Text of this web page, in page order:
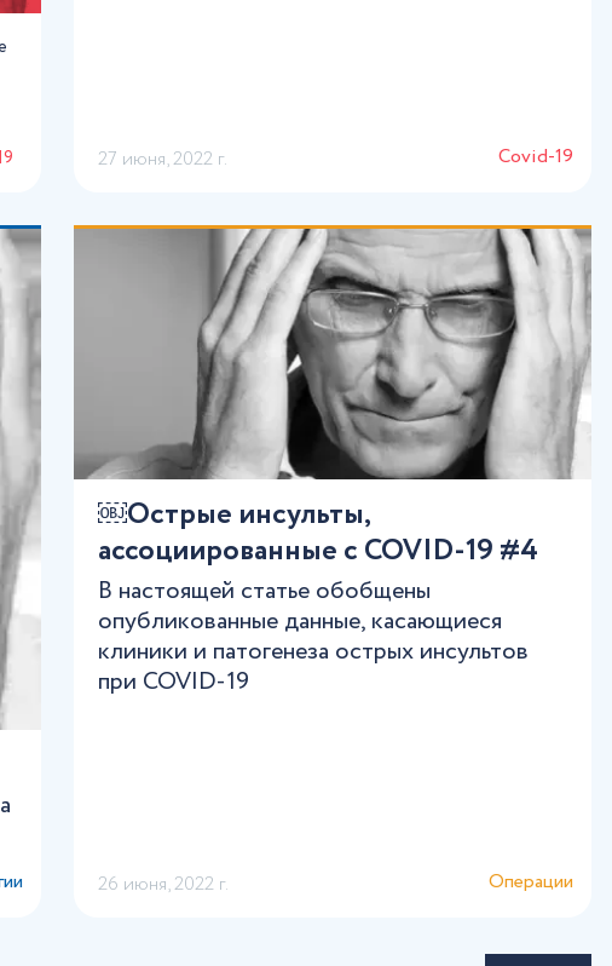
27 июня, 2022 г. Сovid-19
￼Острые инсульты,
ассоциированные с COVID-19 #4
В настоящей статье обобщены
опубликованные данные, касающиеся
клиники и патогенеза острых инсультов
при COVID-19
26 июня, 2022 г. Операции